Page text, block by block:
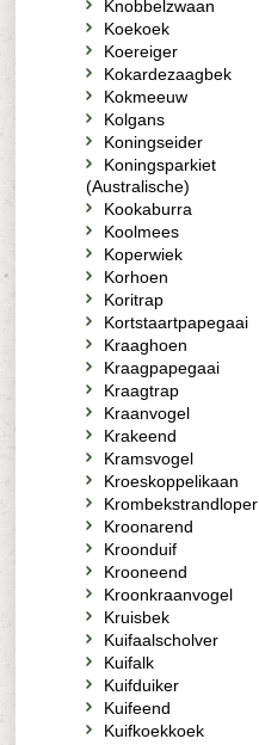
Knobbelzwaan
Koekoek
Koereiger
Kokardezaagbek
Kokmeeuw
Kolgans
Koningseider
Koningsparkiet
(Australische)
Kookaburra
Koolmees
Koperwiek
Korhoen
Koritrap
Kortstaartpapegaai
Kraaghoen
Kraagpapegaai
Kraagtrap
Kraanvogel
Krakeend
Kramsvogel
Kroeskoppelikaan
Krombekstrandloper
Kroonarend
Kroonduif
Krooneend
Kroonkraanvogel
Kruisbek
Kuifaalscholver
Kuifalk
Kuifduiker
Kuifeend
Kuifkoekkoek